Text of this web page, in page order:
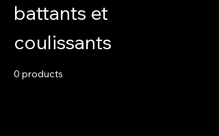
battants et
coulissants
0 products